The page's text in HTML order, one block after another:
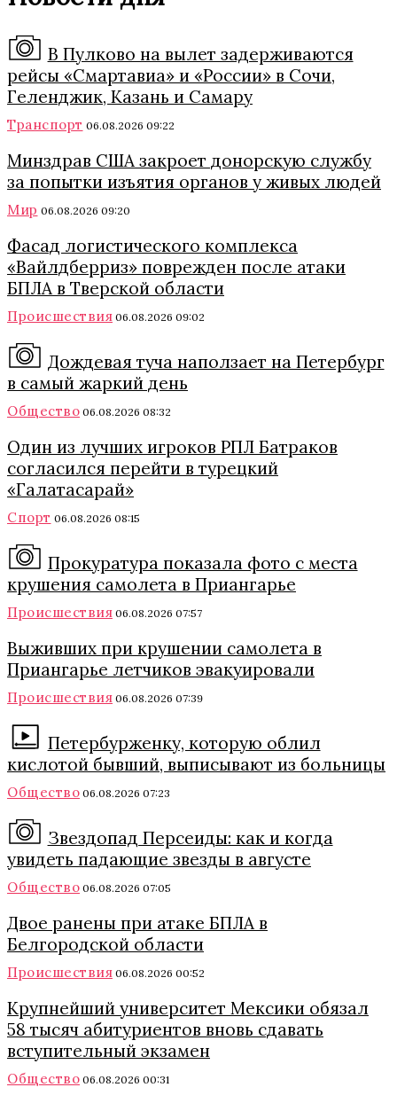
В Пулково на вылет задерживаются
рейсы «Смартавиа» и «России» в Сочи,
Геленджик, Казань и Самару
Транспорт 06.08.2026 09:22
Минздрав США закроет донорскую службу
за попытки изъятия органов у живых людей
Мир 06.08.2026 09:20
Фасад логистического комплекса
«Вайлдберриз» поврежден после атаки
БПЛА в Тверской области
Происшествия 06.08.2026 09:02
Дождевая туча наползает на Петербург
в самый жаркий день
Общество 06.08.2026 08:32
Один из лучших игроков РПЛ Батраков
согласился перейти в турецкий
«Галатасарай»
Спорт 06.08.2026 08:15
Прокуратура показала фото с места
крушения самолета в Приангарье
Происшествия 06.08.2026 07:57
Выживших при крушении самолета в
Приангарье летчиков эвакуировали
Происшествия 06.08.2026 07:39
Петербурженку, которую облил
кислотой бывший, выписывают из больницы
Общество 06.08.2026 07:23
Звездопад Персеиды: как и когда
увидеть падающие звезды в августе
Общество 06.08.2026 07:05
Двое ранены при атаке БПЛА в
Белгородской области
Происшествия 06.08.2026 00:52
Крупнейший университет Мексики обязал
58 тысяч абитуриентов вновь сдавать
вступительный экзамен
Общество 06.08.2026 00:31